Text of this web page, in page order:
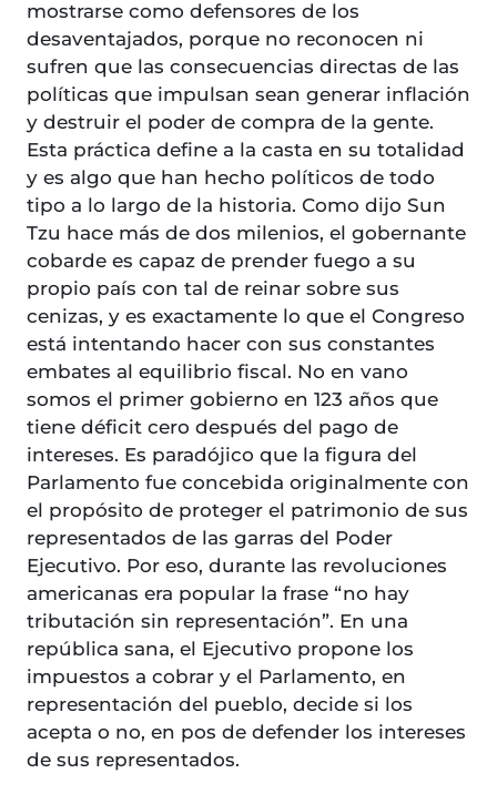
mostrarse como defensores de los
desaventajados, porque no reconocen ni
sufren que las consecuencias directas de las
políticas que impulsan sean generar inflación
y destruir el poder de compra de la gente.
Esta práctica define a la casta en su totalidad
y es algo que han hecho políticos de todo
tipo a lo largo de la historia. Como dijo Sun
Tzu hace más de dos milenios, el gobernante
cobarde es capaz de prender fuego a su
propio país con tal de reinar sobre sus
cenizas, y es exactamente lo que el Congreso
está intentando hacer con sus constantes
embates al equilibrio fiscal. No en vano
somos el primer gobierno en 123 años que
tiene déficit cero después del pago de
intereses. Es paradójico que la figura del
Parlamento fue concebida originalmente con
el propósito de proteger el patrimonio de sus
representados de las garras del Poder
Ejecutivo. Por eso, durante las revoluciones
americanas era popular la frase “no hay
tributación sin representación”. En una
república sana, el Ejecutivo propone los
impuestos a cobrar y el Parlamento, en
representación del pueblo, decide si los
acepta o no, en pos de defender los intereses
de sus representados.